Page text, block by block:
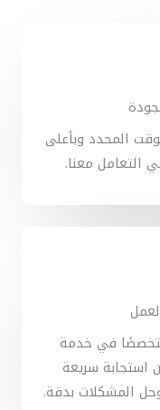
المحدد وبأعلى
التعامل معنا.
من 25 موظفًا متخصصًا في خدمة
استجابة سريعة
المشكلات بدقة.